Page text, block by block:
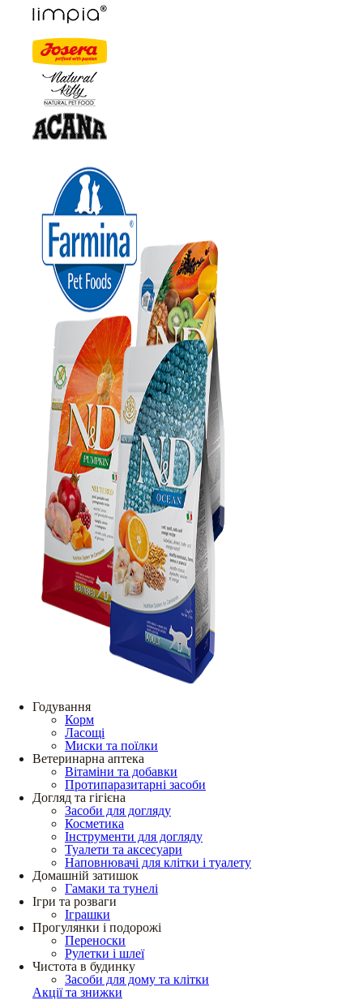
Годування
Корм
Ласощі
Миски та поїлки
Ветеринарна аптека
Вітаміни та добавки
Протипаразитарні засоби
Догляд та гігієна
Засоби для догляду
Косметика
Інструменти для догляду
Туалети та аксесуари
Наповнювачі для клітки і туалету
Домашній затишок
Гамаки та тунелі
Ігри та розваги
Іграшки
Прогулянки і подорожі
Переноски
Рулетки і шлеї
Чистота в будинку
Засоби для дому та клітки
Акції та знижки